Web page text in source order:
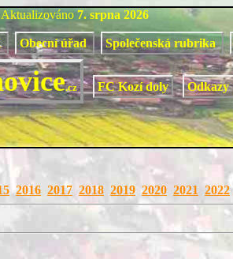
Aktualizováno 7. srpna 2026
Obecní úřad Společenská rubrika
.cz FC Kozí doly Odkazy
2016 2017 2018 2019 2020 2021 2022